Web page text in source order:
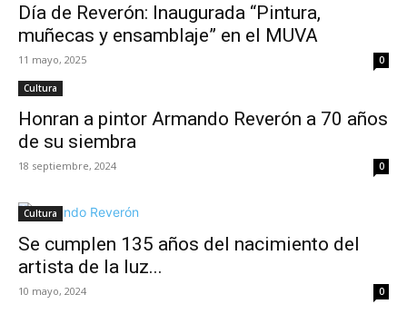
Día de Reverón: Inaugurada “Pintura,
muñecas y ensamblaje” en el MUVA
11 mayo, 2025 0
Cultura
Honran a pintor Armando Reverón a 70 años
de su siembra
18 septiembre, 2024 0
Cultura
Se cumplen 135 años del nacimiento del
artista de la luz...
10 mayo, 2024 0